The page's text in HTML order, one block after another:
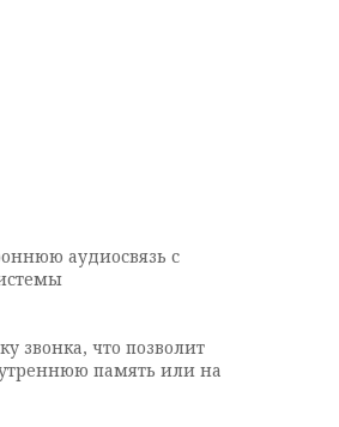
аудиосвязь с
звонка, что позволит
память или на